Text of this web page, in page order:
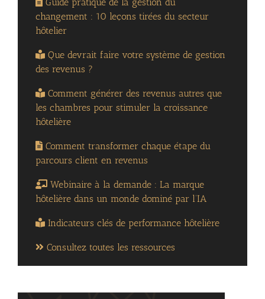
changement : 10 leçons tirées du secteur
hôtelier
Que devrait faire votre système de gestion
des revenus ?
Comment générer des revenus autres que
les chambres pour stimuler la croissance
hôtelière
Comment transformer chaque étape du
parcours client en revenus
Webinaire à la demande : La marque
hôtelière dans un monde dominé par l’IA
Indicateurs clés de performance hôtelière
Consultez toutes les ressources